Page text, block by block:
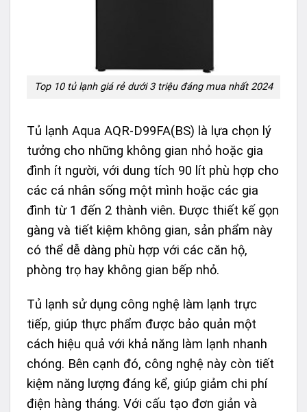
Top 10 tủ lạnh giá rẻ dưới 3 triệu đáng mua nhất 2024
Tủ lạnh Aqua AQR-D99FA(BS) là lựa chọn lý
tưởng cho những không gian nhỏ hoặc gia
đình ít người, với dung tích 90 lít phù hợp cho
các cá nhân sống một mình hoặc các gia
đình từ 1 đến 2 thành viên. Được thiết kế gọn
gàng và tiết kiệm không gian, sản phẩm này
có thể dễ dàng phù hợp với các căn hộ,
phòng trọ hay không gian bếp nhỏ.
Tủ lạnh sử dụng công nghệ làm lạnh trực
tiếp, giúp thực phẩm được bảo quản một
cách hiệu quả với khả năng làm lạnh nhanh
chóng. Bên cạnh đó, công nghệ này còn tiết
kiệm năng lượng đáng kể, giúp giảm chi phí
điện hàng tháng. Với cấu tạo đơn giản và